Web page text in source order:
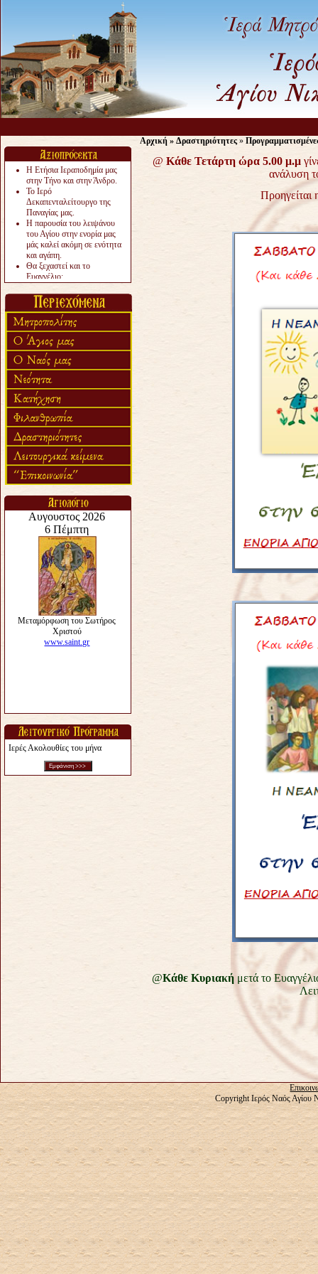
Η Ετήσια Ιεραποδημία μας
στην Τήνο και στην Άνδρο.
Το Ιερό
Δεκαπενταλείτουργο της
Παναγίας μας.
Η παρουσία του λειψάνου
του Αγίου στην ενορία μας
μάς καλεί ακόμη σε ενότητα
και αγάπη.
Θα ξεχαστεί και το
Ευαγγέλιο;
«πολύ αργά».
Ζητείται....
Ιερές Ακολουθίες του μήνα
Αρχική » Δραστηριότητες »
@Κάθε Τετάρτη ώρα 5.00 μ.μ
ανάλυση
@Κάθε Κυριακή μετά το
Copyright Ιερός Ναός Αγίου